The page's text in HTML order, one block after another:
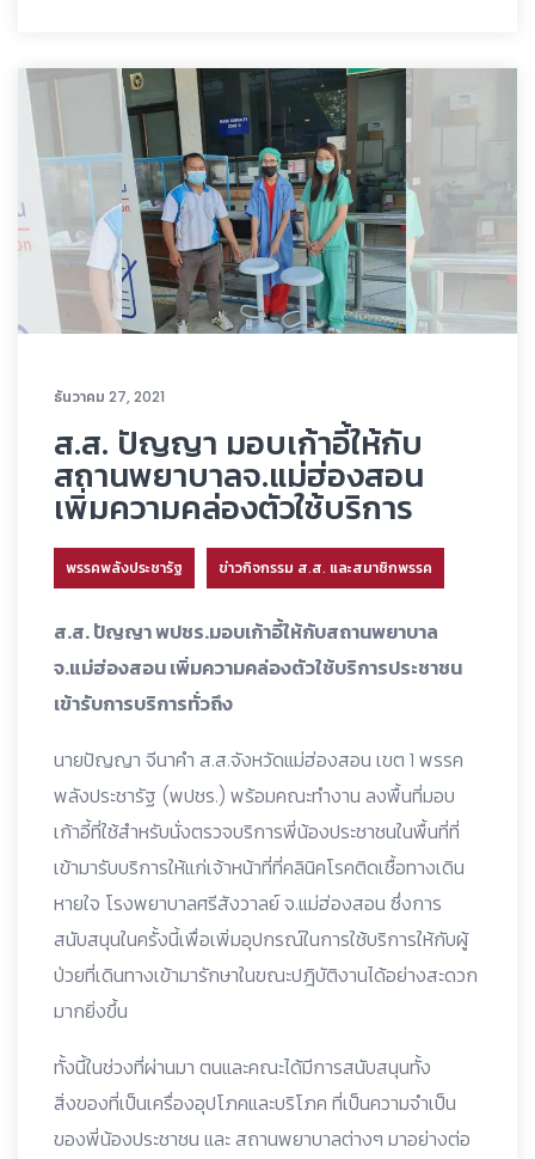
ธันวาคม 27, 2021
ส.ส. ปัญญา มอบเก้าอี้ให้กับ
สถานพยาบาลจ.แม่ฮ่องสอน
เพิ่มความคล่องตัวใช้บริการ
พรรคพลังประชารัฐ ข่าวกิจกรรม ส.ส. และสมาชิกพรรค
ส.ส. ปัญญา พปชร.มอบเก้าอี้ให้กับสถานพยาบาล
จ.แม่ฮ่องสอน เพิ่มความคล่องตัวใช้บริการประชาชน
เข้ารับการบริการทั่วถึง
นายปัญญา จีนาคำ ส.ส.จังหวัดแม่ฮ่องสอน เขต 1 พรรค
พลังประชารัฐ (พปชร.) พร้อมคณะทำงาน ลงพื้นที่มอบ
เก้าอี้ที่ใช้สำหรับนั่งตรวจบริการพี่น้องประชาชนในพื้นที่ที่
เข้ามารับบริการให้แก่เจ้าหน้าที่ที่คลินิคโรคติดเชื้อทางเดิน
หายใจ โรงพยาบาลศรีสังวาลย์ จ.แม่ฮ่องสอน ซึ่งการ
สนับสนุนในครั้งนี้เพื่อเพิ่มอุปกรณ์ในการใช้บริการให้กับผู้
ป่วยที่เดินทางเข้ามารักษาในขณะปฎิบัติงานได้อย่างสะดวก
มากยิ่งขึ้น
ทั้งนี้ในช่วงที่ผ่านมา ตนและคณะได้มีการสนับสนุนทั้ง
สิ่งของที่เป็นเครื่องอุปโภคและบริโภค ที่เป็นความจำเป็น
ของพี่น้องประชาชน และ สถานพยาบาลต่างๆ มาอย่างต่อ